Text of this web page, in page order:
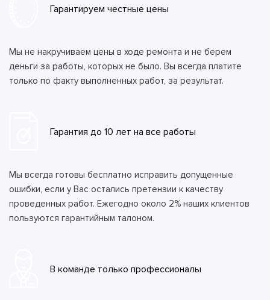
Гарантируем честные цены
Мы не накручиваем цены в ходе ремонта и не берем
деньги за работы, которых не было. Вы всегда платите
только по факту выполненных работ, за результат.
Гарантия до 10 лет на все работы
Мы всегда готовы бесплатно исправить допущенные
ошибки, если у Вас остались претензии к качеству
проведенных работ. Ежегодно около 2% наших клиентов
пользуются гарантийным талоном.
В команде только профессионалы